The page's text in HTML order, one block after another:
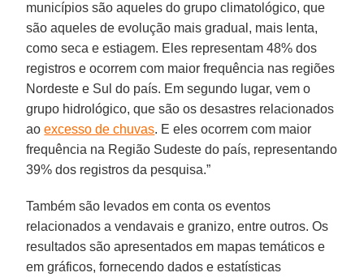
municípios são aqueles do grupo climatológico, que
são aqueles de evolução mais gradual, mais lenta,
como seca e estiagem. Eles representam 48% dos
registros e ocorrem com maior frequência nas regiões
Nordeste e Sul do país. Em segundo lugar, vem o
grupo hidrológico, que são os desastres relacionados
aoexcesso de chuvas. E eles ocorrem com maior
frequência na Região Sudeste do país, representando
39% dos registros da pesquisa.”
Também são levados em conta os eventos
relacionados a vendavais e granizo, entre outros. Os
resultados são apresentados em mapas temáticos e
em gráficos, fornecendo dados e estatísticas